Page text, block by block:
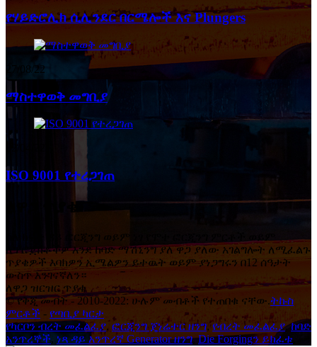
የሃይድሮሊክ ሲሊንደር በርሜሎች እና Plungers
27/08/22
ማስተዋወቅ መግቢያ
02/04/22
ISO 9001 የተረጋገጠ
ለዋጋ ጥያቄ
ስለ ክፍት ዳይ ፎርጂንግ ወይም ነፃ የሞተ ፎርጂንግ ምርቶች ወይም
ለፕሮጀክቶችዎ እንደ ከባድ ማሽኒንግ ያለ ዋጋ ያለው አገልግሎት ለሚፈልጉ
ጥያቄዎች እባክዎን ኢሜልዎን ይተዉት ወይም ያነጋግሩን በ12 ሰዓታት
ውስጥ እንገናኛለን።
ለዋጋ ዝርዝር ጥያቄ
© የቅጂ መብት - 2010-2022: ሁሉም መብቶች የተጠበቁ ናቸው.ትኩስ
ምርቶች - የጣቢያ ካርታ
የካርቦን ብረት መፈልፈያ, ፎርጂንግ ጄነሬተር ዘንግ,የብረት መፈልፈያ,ከባድ
አንጥረኞች, ነጻ ዳይ አንጥረኛ Generator ዘንግ,Die Forgingን ይክፈቱ